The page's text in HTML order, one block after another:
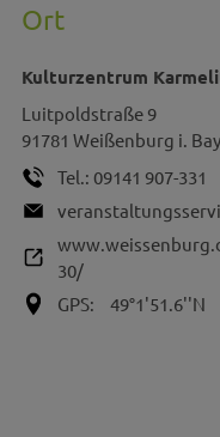
Ort
Kulturzentrum
Luitpoldstraße 9
91781 Weißenburg i. Bay.
Tel.: 09141 907-331
30/
GPS:
49°1'51.6''N